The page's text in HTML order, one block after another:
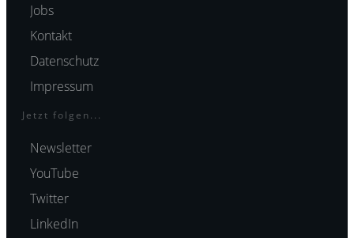
Jobs
Kontakt
Datenschutz
Impressum
Jetzt folgen...
Newsletter
YouTube
Twitter
LinkedIn